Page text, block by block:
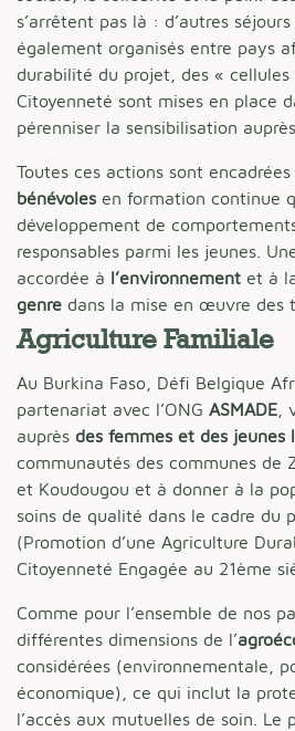
s’arrêtent pas là : d’autres
également organisés entre pays
durabilité du projet, des « cellules
Citoyenneté sont mises en place
pérenniser la sensibilisation
Toutes ces actions sont
bénévoles en formation continue
développement de
responsables parmi les jeunes.
accordée à l’environnement et à
genre dans la mise en œuvre des
Agriculture Familiale
Au Burkina Faso, Défi Belgique
partenariat avec l’ONG ASMADE
auprès des femmes et des jeunes
communautés des communes de
et Koudougou et à donner à la
soins de qualité dans le cadre du
(Promotion d’une Agriculture
Citoyenneté Engagée au 21ème
Comme pour l’ensemble de nos
différentes dimensions de l’
considérées (environnementale,
économique), ce qui inclut la
l’accès aux mutuelles de soin. Le